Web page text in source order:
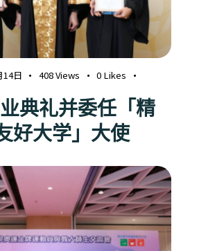
14日 408 Views 0 Likes
典礼并委任「精
好大学」大使